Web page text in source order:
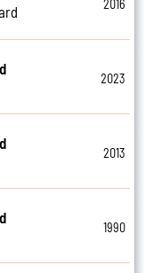
2016
2023
2013
1990